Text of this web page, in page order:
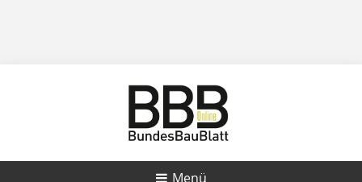
Menü